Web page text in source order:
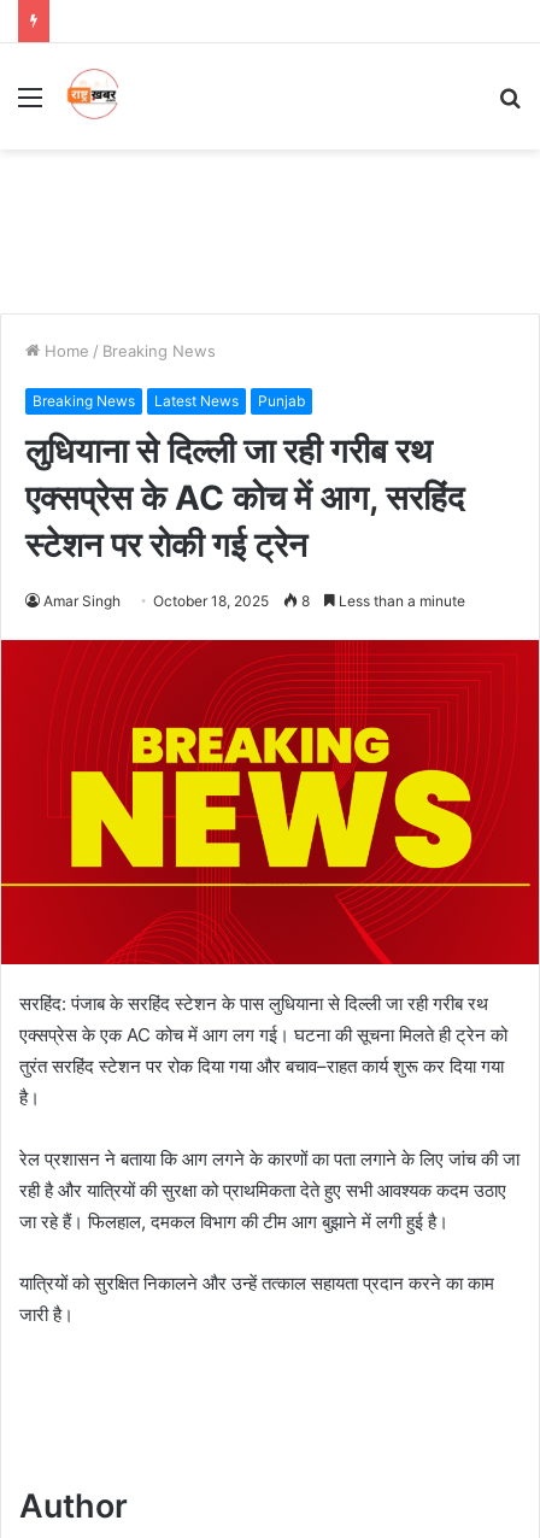
Menu
Home / Breaking News
Breaking News Latest News Punjab
लुधियाना से दिल्ली जा रही गरीब रथ
एक्सप्रेस के AC कोच में आग, सरहिंद
स्टेशन पर रोकी गई ट्रेन
Amar Singh October 18, 2025 8 Less than a minute
सरहिंद: पंजाब के सरहिंद स्टेशन के पास लुधियाना से दिल्ली जा रही गरीब रथ
एक्सप्रेस के एक AC कोच में आग लग गई। घटना की सूचना मिलते ही ट्रेन को
तुरंत सरहिंद स्टेशन पर रोक दिया गया और बचाव–राहत कार्य शुरू कर दिया गया
है।
रेल प्रशासन ने बताया कि आग लगने के कारणों का पता लगाने के लिए जांच की जा
रही है और यात्रियों की सुरक्षा को प्राथमिकता देते हुए सभी आवश्यक कदम उठाए
जा रहे हैं। फिलहाल, दमकल विभाग की टीम आग बुझाने में लगी हुई है।
यात्रियों को सुरक्षित निकालने और उन्हें तत्काल सहायता प्रदान करने का काम
जारी है।
Author